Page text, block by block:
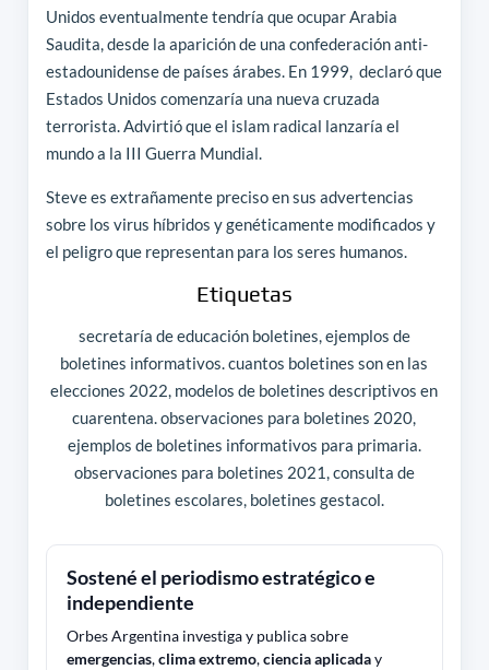
Unidos eventualmente tendría que ocupar Arabia
Saudita, desde la aparición de una confederación anti-
estadounidense de países árabes. En 1999, declaró que
Estados Unidos comenzaría una nueva cruzada
terrorista. Advirtió que el islam radical lanzaría el
mundo a la III Guerra Mundial.
Steve es extrañamente preciso en sus advertencias
sobre los virus híbridos y genéticamente modificados y
el peligro que representan para los seres humanos.
Etiquetas
secretaría de educación boletines, ejemplos de
boletines informativos. cuantos boletines son en las
elecciones 2022, modelos de boletines descriptivos en
cuarentena. observaciones para boletines 2020,
ejemplos de boletines informativos para primaria.
observaciones para boletines 2021, consulta de
boletines escolares, boletines gestacol.
Sostené el periodismo estratégico e
independiente
Orbes Argentina investiga y publica sobre
emergencias,clima extremo,ciencia aplicaday